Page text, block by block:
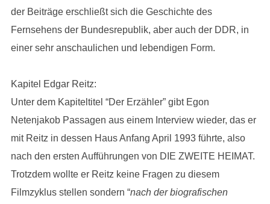
der Beiträge erschließt sich die Geschichte des
Fernsehens der Bundesrepublik, aber auch der DDR, in
einer sehr anschaulichen und lebendigen Form.
Kapitel Edgar Reitz:
Unter dem Kapiteltitel “Der Erzähler” gibt Egon
Netenjakob Passagen aus einem Interview wieder, das er
mit Reitz in dessen Haus Anfang April 1993 führte, also
nach den ersten Aufführungen von DIE ZWEITE HEIMAT.
Trotzdem wollte er Reitz keine Fragen zu diesem
Filmzyklus stellen sondern “nach der biografischen